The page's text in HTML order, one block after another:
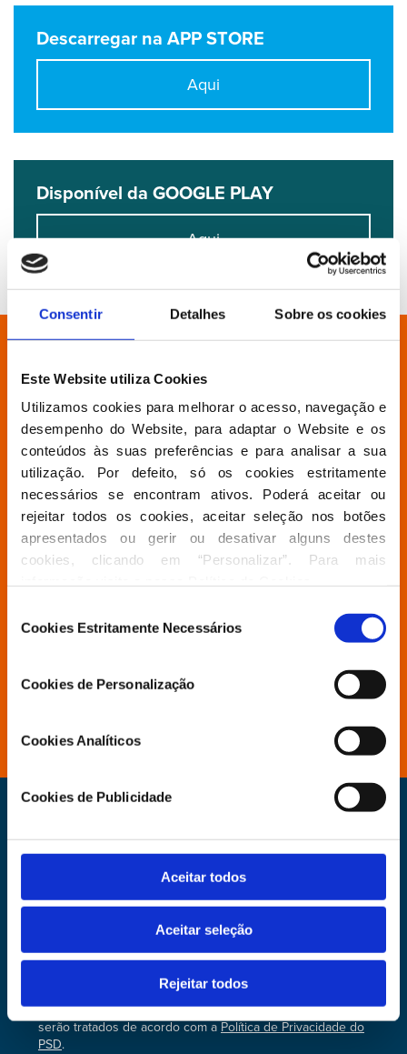
Consentir Detalhes Sobre os cookies
Este Website utiliza Cookies
Utilizamos cookies para melhorar o acesso, navegação e
desempenho do Website, para adaptar o Website e os
conteúdos às suas preferências e para analisar a sua
utilização. Por defeito, só os cookies estritamente
necessários se encontram ativos. Poderá aceitar ou
rejeitar todos os cookies, aceitar seleção nos botões
apresentados ou gerir ou desativar alguns destes
cookies, clicando em “Personalizar”. Para mais
deCookies Estritamente Necessários
Cookies de Personalização
Cookies Analíticos
Cookies de Publicidade
Aceitar todos
Aceitar seleção
Rejeitar todos
Descarregar na APP STORE
Aqui
Disponível da GOOGLE PLAY
Aqui
Partido
Grupo Parlamentar
Povo Livre
Faça parte do nosso dia, subscreva a nossa
bootstrap
Consinto com o tratamento dos meus dados de forma a ser
contactado para receber a newsletter do PSD. Os seus dados
serão tratados de acordo com a Política de Privacidade do
PSD.